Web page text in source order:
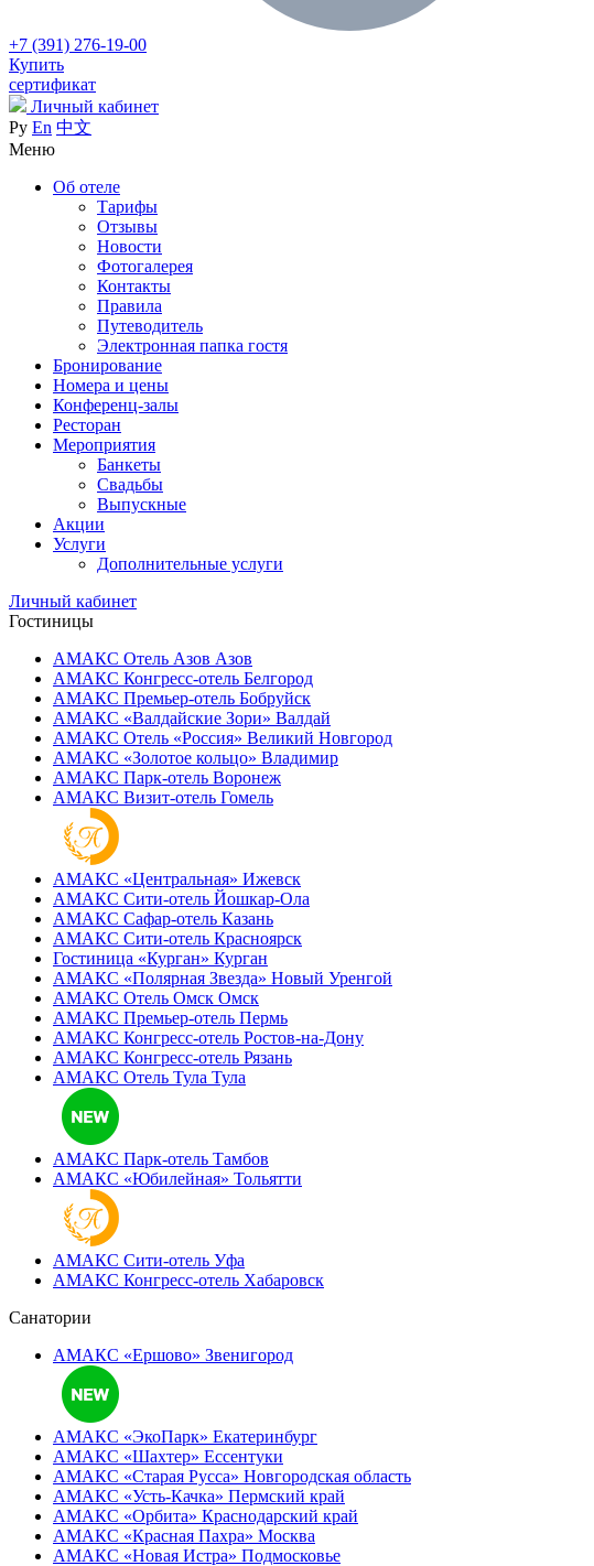
+7 (391) 276-19-00
Купить
сертификат
Личный кабинет
Ру En 中文
Меню
Об отеле
Тарифы
Отзывы
Новости
Фотогалерея
Контакты
Правила
Путеводитель
Электронная папка гостя
Бронирование
Номера и цены
Конференц-залы
Ресторан
Мероприятия
Банкеты
Свадьбы
Выпускные
Акции
Услуги
Дополнительные услуги
Личный кабинет
Гостиницы
АМАКС Отель ‎Азов Азов
АМАКС Конгресс-отель Белгород
АМАКС Премьер-отель Бобруйск
АМАКС «‎Валдайские Зори» Валдай
АМАКС Отель «‎Россия» Великий Новгород
АМАКС «‎Золотое кольцо» Владимир
АМАКС Парк-отель Воронеж
АМАКС Визит-отель Гомель
АМАКС «‎Центральная» Ижевск
АМАКС Сити-отель Йошкар-Ола
АМАКС Сафар-отель Казань
АМАКС Сити-отель Красноярск
Гостиница «‎Курган» Курган
АМАКС «Полярная Звезда» Новый Уренгой
АМАКС Отель ‎Омск Омск
АМАКС Премьер-отель Пермь
АМАКС Конгресс-отель Ростов-на-Дону
АМАКС Конгресс-отель Рязань
АМАКС Отель Тула Тула
АМАКС Парк-отель Тамбов
АМАКС «‎Юбилейная» Тольятти
АМАКС Сити-отель Уфа
АМАКС Конгресс-отель Хабаровск
Санатории
АМАКС «Ершово» Звенигород
АМАКС «ЭкоПарк» Екатеринбург
АМАКС «‎Шахтер» Ессентуки
АМАКС «‎Старая Русса» Новгородская область
АМАКС «‎Усть-Качка» Пермский край
АМАКС «‎Орбита» Краснодарский край
АМАКС «‎Красная Пахра» Москва
АМАКС «‎Новая Истра» Подмосковье